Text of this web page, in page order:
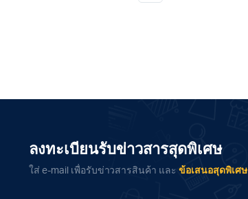
ลงทะเบียนรับข่าวสารสุดพิเศษ
ใส่ e-mail เพื่อรับข่าวสารสินค้า และข้อเสนอสุดพิเศษ